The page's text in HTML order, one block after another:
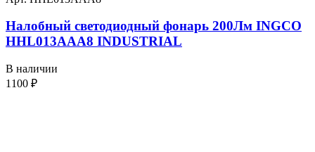
Налобный светодиодный фонарь 200Лм INGCO
HHL013AAA8 INDUSTRIAL
В наличии
1100 ₽